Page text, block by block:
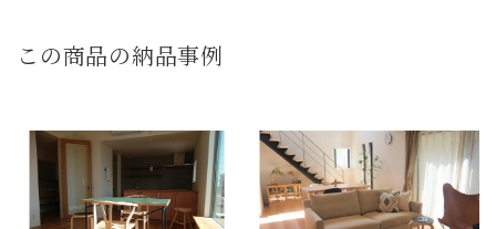
この商品の納品事例